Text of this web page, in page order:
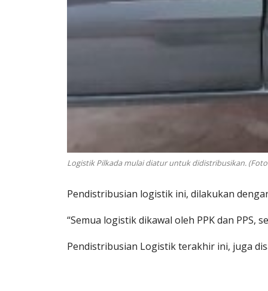
Logistik Pilkada mulai diatur untuk didistribusikan.
Pendistribusian logistik ini, dilakukan
“Semua logistik dikawal oleh PPK dan PPS,
Pendistribusian Logistik terakhir ini, juga